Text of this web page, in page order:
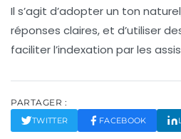
Il s’agit d’adopter un ton
réponses claires, et d’utiliser
faciliter l’indexation par les
PARTAGER :
TWITTER FACEBOOK